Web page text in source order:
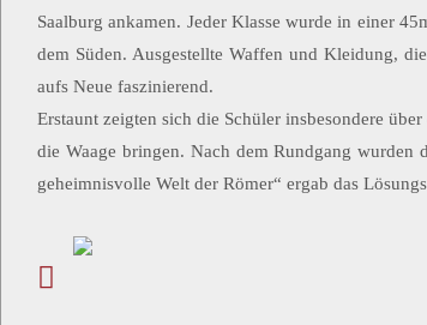
Saalburg ankamen. Jeder Klasse wurde in einer
dem Süden. Ausgestellte Waffen und Kleidung,
aufs Neue faszinierend.
Erstaunt zeigten sich die Schüler insbesondere
die Waage bringen. Nach dem Rundgang wurden
geheimnisvolle Welt der Römer“ ergab das